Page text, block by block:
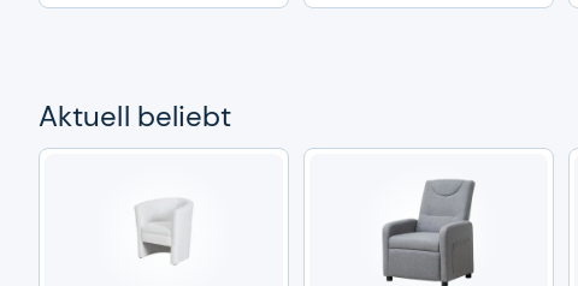
Aktu­ell beliebt